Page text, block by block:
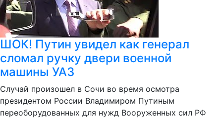
ШОК! Путин увидел как генерал
сломал ручку двери военной
машины УАЗ
Случай произошел в Сочи во время осмотра
президентом России Владимиром Путиным
переоборудованных для нужд Вооруженных сил РФ